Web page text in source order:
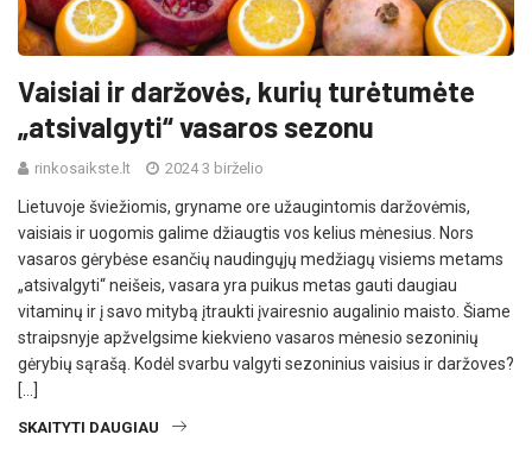
Vaisiai ir daržovės, kurių turėtumėte
„atsivalgyti“ vasaros sezonu
rinkosaikste.lt 2024 3 birželio
Lietuvoje šviežiomis, gryname ore užaugintomis daržovėmis,
vaisiais ir uogomis galime džiaugtis vos kelius mėnesius. Nors
vasaros gėrybėse esančių naudingųjų medžiagų visiems metams
„atsivalgyti“ neišeis, vasara yra puikus metas gauti daugiau
vitaminų ir į savo mitybą įtraukti įvairesnio augalinio maisto. Šiame
straipsnyje apžvelgsime kiekvieno vasaros mėnesio sezoninių
gėrybių sąrašą. Kodėl svarbu valgyti sezoninius vaisius ir daržoves?
[…]
SKAITYTI DAUGIAU